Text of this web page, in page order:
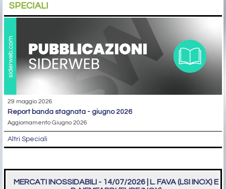
SPECIALI
29 maggio 2026
report banda stagnata - giugno 2026
Aggiornamento Giugno 2026
Altri Speciali
MERCATI INOSSIDABILI - 14/07/2026 | L. FAVA (LSI INOX) E